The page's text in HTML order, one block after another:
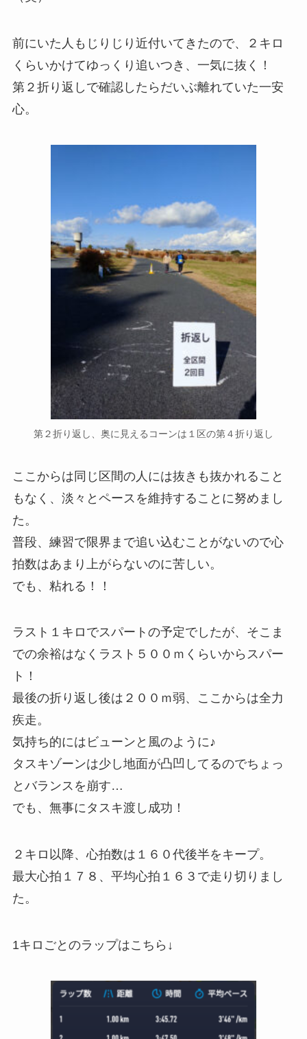
前にいた人もじりじり近付いてきたので、２キロ
くらいかけてゆっくり追いつき、一気に抜く！
第２折り返しで確認したらだいぶ離れていた一安
心。
第２折り返し、奥に見えるコーンは１区の第４折り返し
ここからは同じ区間の人には抜きも抜かれること
もなく、淡々とペースを維持することに努めまし
た。
普段、練習で限界まで追い込むことがないので心
拍数はあまり上がらないのに苦しい。
でも、粘れる！！
ラスト１キロでスパートの予定でしたが、そこま
での余裕はなくラスト５００ｍくらいからスパー
ト！
最後の折り返し後は２００ｍ弱、ここからは全力
疾走。
気持ち的にはビューンと風のように♪
タスキゾーンは少し地面が凸凹してるのでちょっ
とバランスを崩す…
でも、無事にタスキ渡し成功！
２キロ以降、心拍数は１６０代後半をキープ。
最大心拍１７８、平均心拍１６３で走り切りまし
た。
1キロごとのラップはこちら↓